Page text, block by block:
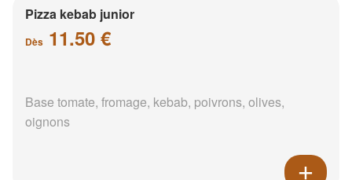
Pizza kebab junior
Dès 11.50 €
Base tomate, fromage, kebab, poivrons, olives,
oignons